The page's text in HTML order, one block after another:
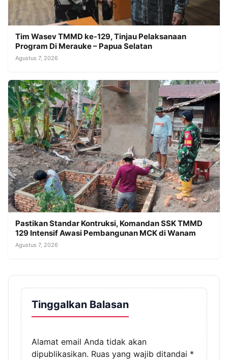
Tim Wasev TMMD ke-129, Tinjau Pelaksanaan
Program Di Merauke – Papua Selatan
Agustus 7, 2026
Pastikan Standar Kontruksi, Komandan SSK TMMD
129 Intensif Awasi Pembangunan MCK di Wanam
Agustus 7, 2026
Tinggalkan Balasan
Alamat email Anda tidak akan
dipublikasikan. Ruas yang wajib ditandai *